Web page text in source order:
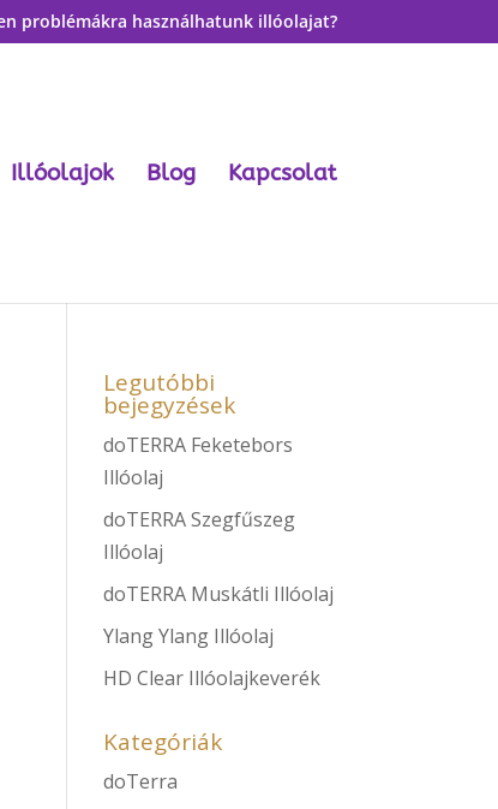
problémákra használhatunk illóolajat?
Illóolajok Blog Kapcsolat
Legutóbbi
bejegyzések
doTERRA Feketebors
Illóolaj
doTERRA Szegfűszeg
Illóolaj
doTERRA Muskátli Illóolaj
Ylang Ylang Illóolaj
HD Clear Illóolajkeverék
Kategóriák
doTerra